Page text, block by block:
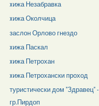
xижа Незабравка
xижа Околчица
заслон Орлово гнездо
xижа Паскал
xижа Петрохан
xижа Петрохански проход
туристически дом "Здравец" -
гр.Пирдоп